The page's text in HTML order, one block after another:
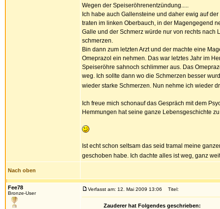
Wegen der Speiseröhrenentzündung.....
Ich habe auch Gallensteine und daher ewig auf
traten im linken Oberbauch, in der Magengegend
Galle und der Schmerz würde nur von rechts nach
schmerzen.
Bin dann zum letzten Arzt und der machte eine
Omeprazol ein nehmen. Das war letztes Jahr im
Speiseröhre sahnoch schlimmer aus. Das
weg. Ich sollte dann wo die Schmerzen besser
wieder starke Schmerzen. Nun nehme ich wieder
Ich freue mich schonauf das Gespräch mit dem
Hemmungen hat seine ganze Lebensgeschichte
Ist echt schon seltsam das seid tramal meine
geschoben habe. Ich dachte alles ist weg, ganz
Nach oben
Fee78
Bronze-User
Verfasst am: 12. Mai 2009 13:06 Titel:
Zauderer hat Folgendes geschrieben: